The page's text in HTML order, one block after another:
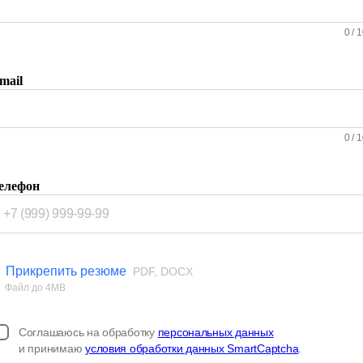
0/
0/
Прикрепить резюме PDF, DOCX
Файл до 4MB
Соглашаюсь на обработку персональных данных
и принимаю условия обработки данных SmartCaptcha